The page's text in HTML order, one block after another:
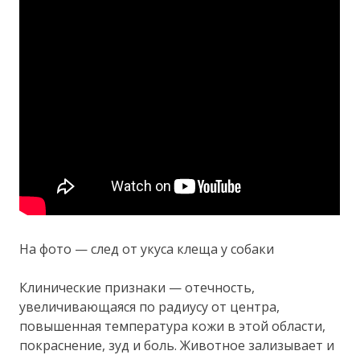
На фото — след от укуса клеща у собаки
Клинические признаки — отечность,
увеличивающаяся по радиусу от центра,
повышенная температура кожи в этой области,
покраснение, зуд и боль. Животное зализывает и